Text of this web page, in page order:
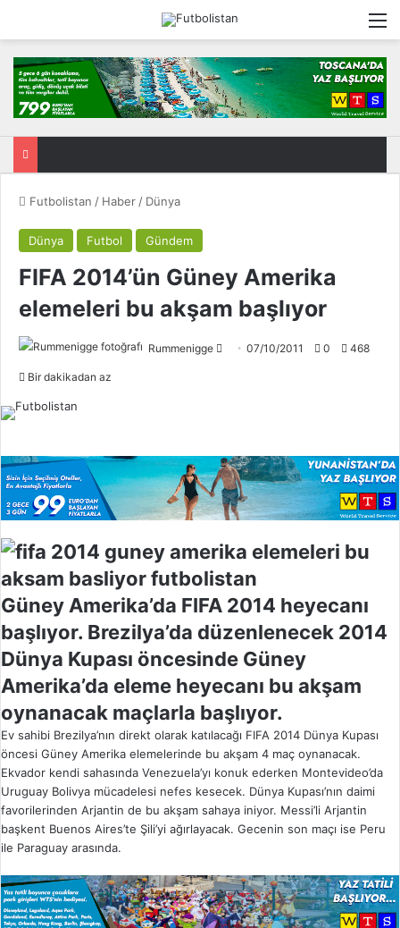
Futbolistan / Haber / Dünya
Dünya Futbol Gündem
FIFA 2014’ün Güney Amerika
elemeleri bu akşam başlıyor
Rummenigge
w
o
n
X
07/10/2011 0 468
Bir dakikadan az
Güney Amerika’da FIFA 2014 heyecanı
başlıyor. Brezilya’da düzenlenecek 2014
Dünya Kupası öncesinde Güney
Amerika’da eleme heyecanı bu akşam
oynanacak maçlarla başlıyor.
Ev sahibi Brezilya’nın direkt olarak katılacağı FIFA 2014 Dünya Kupası
öncesi Güney Amerika elemelerinde bu akşam 4 maç oynanacak.
Ekvador kendi sahasında Venezuela’yı konuk ederken Montevideo’da
Uruguay Bolivya mücadelesi nefes kesecek. Dünya Kupası’nın daimi
favorilerinden Arjantin de bu akşam sahaya iniyor. Messi’li Arjantin
başkent Buenos Aires’te Şili’yi ağırlayacak. Gecenin son maçı ise Peru
ile Paraguay arasında.